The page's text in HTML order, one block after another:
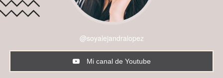
@soyalejandralopez
Mi canal de Youtube